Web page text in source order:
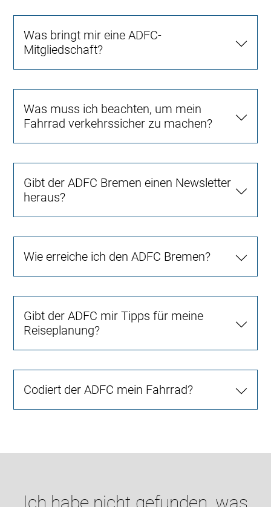
Was bringt mir eine ADFC-
Mitgliedschaft?
Was muss ich beachten, um mein
Fahrrad verkehrssicher zu machen?
Gibt der ADFC Bremen einen Newsletter
heraus?
Wie erreiche ich den ADFC Bremen?
Gibt der ADFC mir Tipps für meine
Reiseplanung?
Codiert der ADFC mein Fahrrad?
Ich habe nicht gefunden, was